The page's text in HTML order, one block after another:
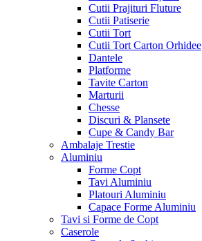
Cutii Prajituri Fluture
Cutii Patiserie
Cutii Tort
Cutii Tort Carton Orhidee
Dantele
Platforme
Tavite Carton
Marturii
Chesse
Discuri & Plansete
Cupe & Candy Bar
Ambalaje Trestie
Aluminiu
Forme Copt
Tavi Aluminiu
Platouri Aluminiu
Capace Forme Aluminiu
Tavi si Forme de Copt
Caserole